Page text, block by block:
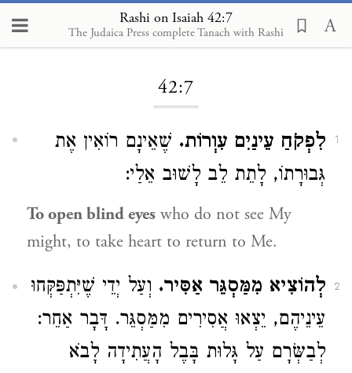
Rashi on Isaiah 42:7
The Judaica Press complete Tanach with Rashi
Loading...
42:7
1 לִפְקֹחַ עֵינַיִם עִוְרוֹת. שֶׁאֵינָם רוֹאִין אֶת
גְּבוּרָתוֹ, לָתֵת לֵב לָשׁוּב אֵלַי:
To open blind eyes who do not see My
might, to take heart to return to Me.
2 לְהוֹצִיא מִמַּסְגֵּר אַסִּיר. וְעַל יְדֵי שֶׁיִּתְפַּקְּחוּ
עֵינֵיהֶם, יֵצְאוּ אֲסִירִים מִמַּסְגֵּר. דָּבָר אַחֵר:
לְבַשְּׂרָם עַל גָּלוּת בָּבֶל הָעֲתִידָה לָבֹא